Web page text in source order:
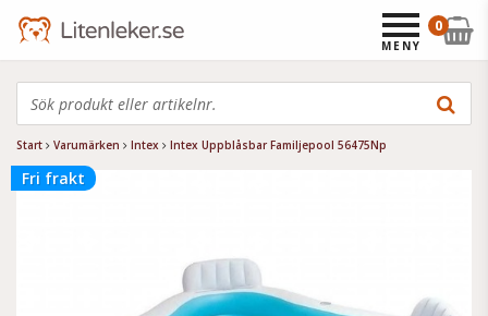
Start Varumärken Intex Intex Uppblåsbar Familjepool 56475Np
Fri frakt
0
MENY